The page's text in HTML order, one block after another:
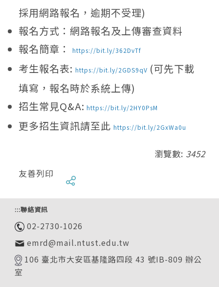
採用網路報名，逾期不受理)
報名方式：網路報名及上傳審查資料
報名簡章：
https://bit.ly/362DvTf
考生報名表: https://bit.ly/2GDS9qV (可先下載
填寫，報名時於系統上傳)
招生常見Q&A: https://bit.ly/2HY0PsM
更多招生資訊請至此 https://bit.ly/2GxWa0u
瀏覽數: 3452
友善列印
:::聯絡資訊
02-2730-1026
emrd@mail.ntust.edu.tw
106 臺北市大安區基隆路四段 43 號IB-809 辦公
室